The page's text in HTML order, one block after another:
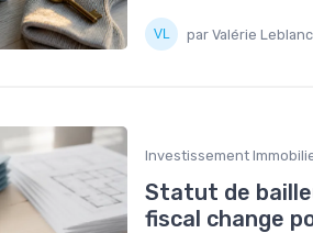
par Valérie Leblanc
Investissement
Statut de
fiscal change